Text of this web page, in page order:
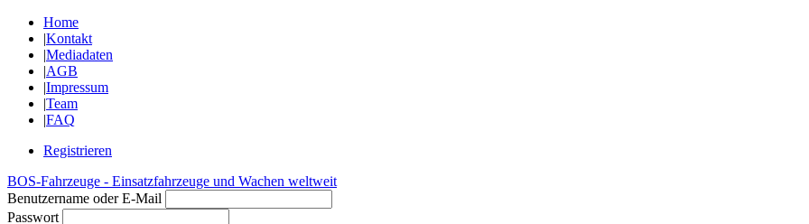
Home
|Kontakt
|Mediadaten
|AGB
|Impressum
|Team
|FAQ
Registrieren
BOS-Fahrzeuge - Einsatzfahrzeuge und Wachen weltweit
Benutzername oder E-Mail
Passwort